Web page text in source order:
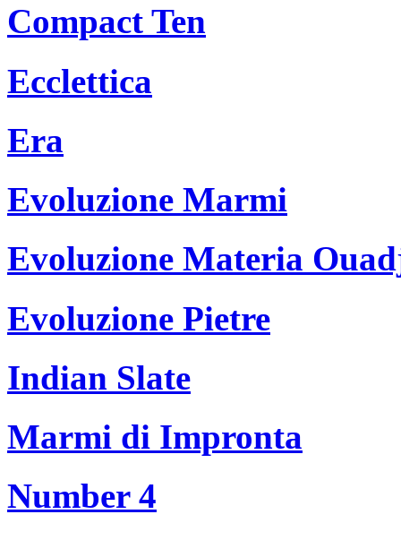
Compact Ten
Ecclettica
Era
Evoluzione Marmi
Evoluzione Materia
Evoluzione Pietre
Indian Slate
Marmi di Impronta
Number 4